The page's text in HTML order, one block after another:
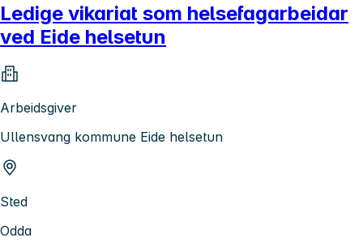
Ledige vikariat som helsefagarbeidar
ved Eide helsetun
Arbeidsgiver
Ullensvang kommune Eide helsetun
Sted
Odda